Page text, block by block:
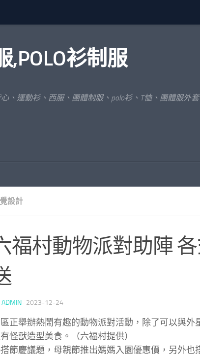
,POLO衫制服
、運動衫、西服、團體制服、polo衫、T恤、團體服
設計
福村動物派對助陣
ADMIN · 2023-12-24
正舉辦熱鬧有趣的動物派對活動，除了可以與外
怪獸造型美食。（六福村提供）
節慶議題，母親節推出媽媽入園優惠價，另外也